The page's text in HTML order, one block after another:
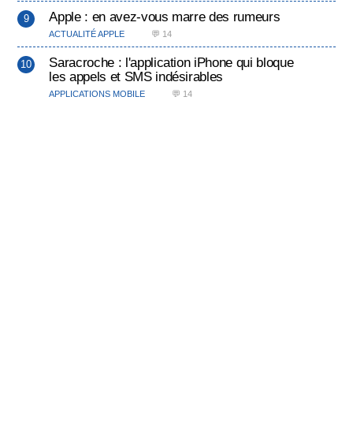
Apple : en avez-vous marre des rumeurs
ACTUALITÉ APPLE 💬 14
Saracroche : l'application iPhone qui bloque
les appels et SMS indésirables
APPLICATIONS MOBILE 💬 14